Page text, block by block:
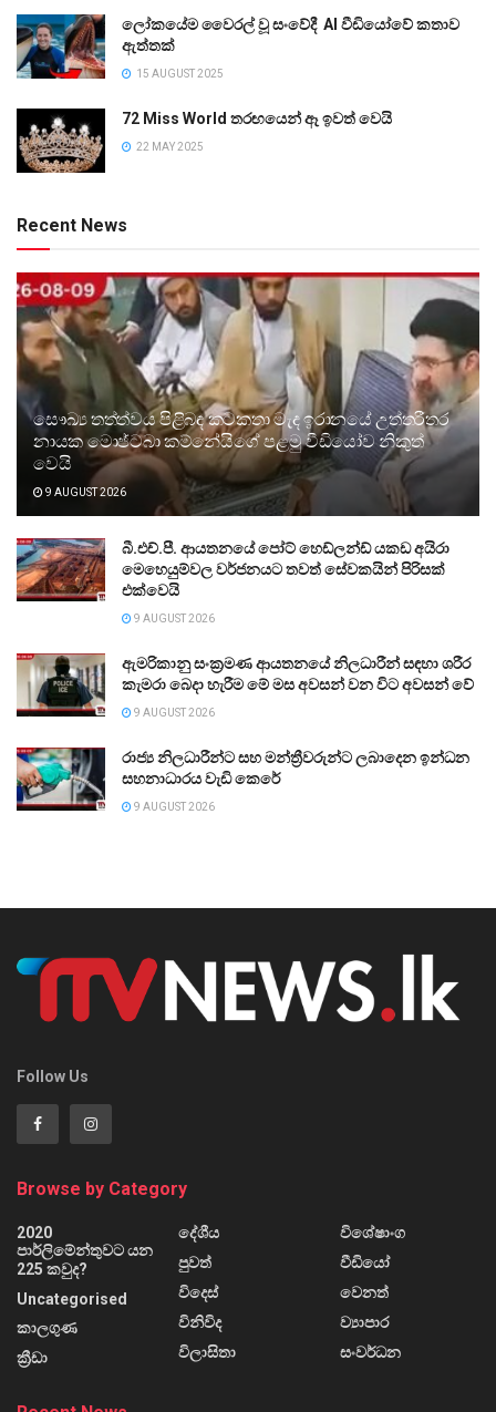
ලෝකයේම වෛරල් වූ සංවේදී AI වීඩියෝවේ කතාව
ඇත්තක්
15 AUGUST 2025
72 Miss World තරඟයෙන් ඈ ඉවත් වෙයි
22 MAY 2025
Recent News
සෞඛ්‍ය තත්ත්වය පිළිබඳ කටකතා මැද ඉරානයේ උත්තරීතර
නායක මොජ්ටබා කම්නේයිගේ පළමු වීඩියෝව නිකුත්
වෙයි
9 AUGUST 2026
බී.එච්.පී. ආයතනයේ පෝට් හෙඩ්ලන්ඩ් යකඩ අයිරා
මෙහෙයුම්වල වර්ජනයට තවත් සේවකයින් පිරිසක්
එක්වෙයි
9 AUGUST 2026
ඇමරිකානු සංක්‍රමණ ආයතනයේ නිලධාරීන් සඳහා ශරීර
කැමරා බෙදා හැරීම මේ මස අවසන් වන විට අවසන් වේ
9 AUGUST 2026
රාජ්‍ය නිලධාරීන්ට සහ මන්ත්‍රීවරුන්ට ලබාදෙන ඉන්ධන
සහනාධාරය වැඩි කෙරේ
9 AUGUST 2026
Follow Us
Browse by Category
2020
පාර්ලිමේන්තුවට යන
225 කවුද?
Uncategorised
කාලගුණ
ක්‍රීඩා
දේශීය
පුවත්
විදෙස්
විනිවිද
විලාසිතා
විශේෂාංග
වීඩියෝ
වෙනත්
ව්‍යාපාර
සංවර්ධන